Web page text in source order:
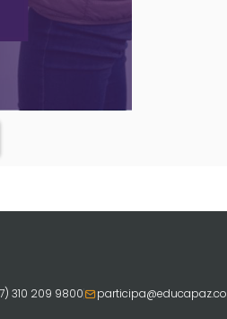
310 209 9800 participa@educapaz.co